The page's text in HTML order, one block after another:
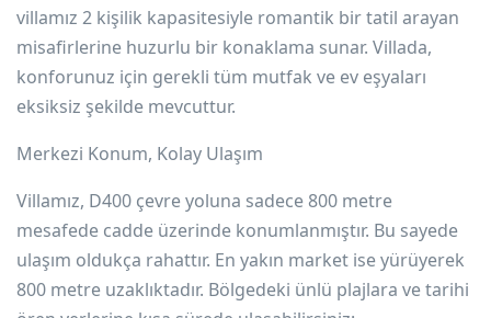
villamız 2 kişilik kapasitesiyle romantik bir tatil arayan
misafirlerine huzurlu bir konaklama sunar. Villada,
konforunuz için gerekli tüm mutfak ve ev eşyaları
eksiksiz şekilde mevcuttur.
Merkezi Konum, Kolay Ulaşım
Villamız, D400 çevre yoluna sadece 800 metre
mesafede cadde üzerinde konumlanmıştır. Bu sayede
ulaşım oldukça rahattır. En yakın market ise yürüyerek
800 metre uzaklıktadır. Bölgedeki ünlü plajlara ve tarihi